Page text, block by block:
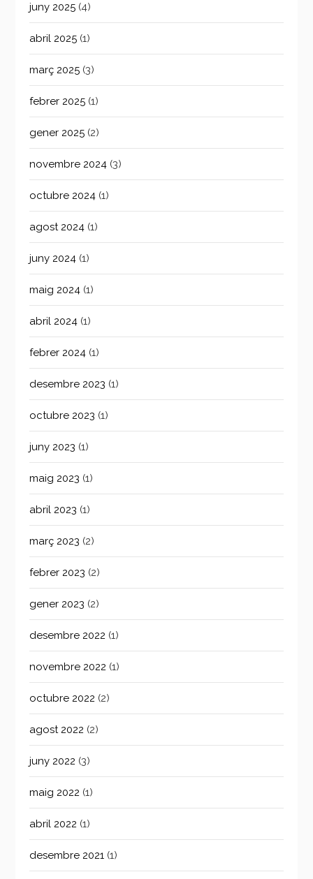
juny 2025 (4)
abril 2025 (1)
març 2025 (3)
febrer 2025 (1)
gener 2025 (2)
novembre 2024 (3)
octubre 2024 (1)
agost 2024 (1)
juny 2024 (1)
maig 2024 (1)
abril 2024 (1)
febrer 2024 (1)
desembre 2023 (1)
octubre 2023 (1)
juny 2023 (1)
maig 2023 (1)
abril 2023 (1)
març 2023 (2)
febrer 2023 (2)
gener 2023 (2)
desembre 2022 (1)
novembre 2022 (1)
octubre 2022 (2)
agost 2022 (2)
juny 2022 (3)
maig 2022 (1)
abril 2022 (1)
desembre 2021 (1)